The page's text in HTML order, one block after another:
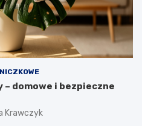
– domowe i bezpieczne
Krawczyk